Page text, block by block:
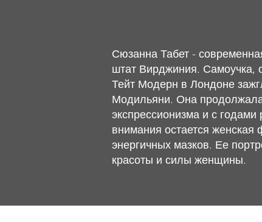
Сюзанна Табет -
штат Вирджиния. Самоучка,
Тейт Модерн в Лондоне
Модильяни. Она продолжала
экспрессионизма и с
внимания остается
энергичных мазков. Ее
красоты и силы женщины.